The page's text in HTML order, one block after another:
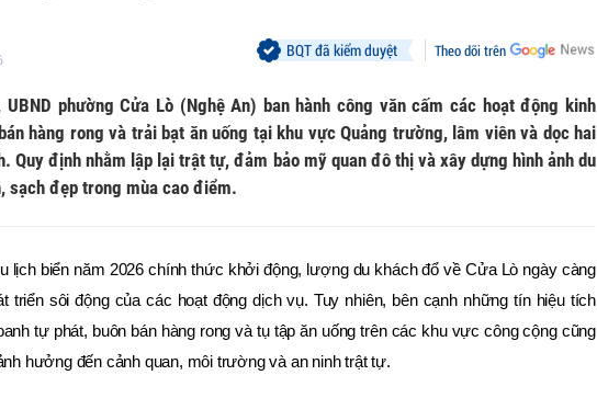
Theo dõi trên
BQT đã kiểm duyệt
phường Cửa Lò (Nghệ An) ban hành công văn cấm các hoạt động kinh
hàng rong và trải bạt ăn uống tại khu vực Quảng trường, lâm viên và dọc hai
Quy định nhằm lập lại trật tự, đảm bảo mỹ quan đô thị và xây dựng hình ảnh du
sạch đẹp trong mùa cao điểm.
lịch biển năm 2026 chính thức khởi động, lượng du khách đổ về Cửa Lò ngày càng
triển sôi động của các hoạt động dịch vụ. Tuy nhiên, bên cạnh những tín hiệu tích
tự phát, buôn bán hàng rong và tụ tập ăn uống trên các khu vực công cộng cũng
hưởng đến cảnh quan, môi trường và an ninh trật tự.